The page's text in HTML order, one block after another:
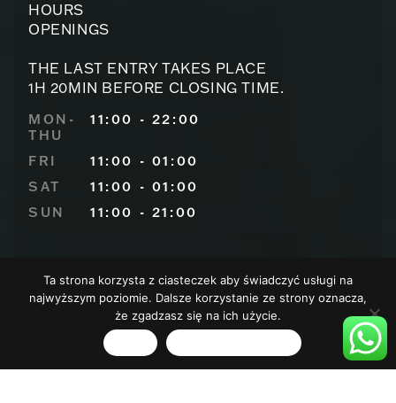
HOURS
OPENINGS
THE LAST ENTRY TAKES PLACE
1H 20MIN BEFORE CLOSING TIME.
MON-
THU
11:00 - 22:00
FRI
11:00 - 01:00
SAT
11:00 - 01:00
SUN
11:00 - 21:00
BUY TICKET
SEE DISCOUNTS
SEE MENU
Ta strona korzysta z ciasteczek aby świadczyć usługi na
najwyższym poziomie. Dalsze korzystanie ze strony oznacza,
że zgadzasz się na ich użycie.